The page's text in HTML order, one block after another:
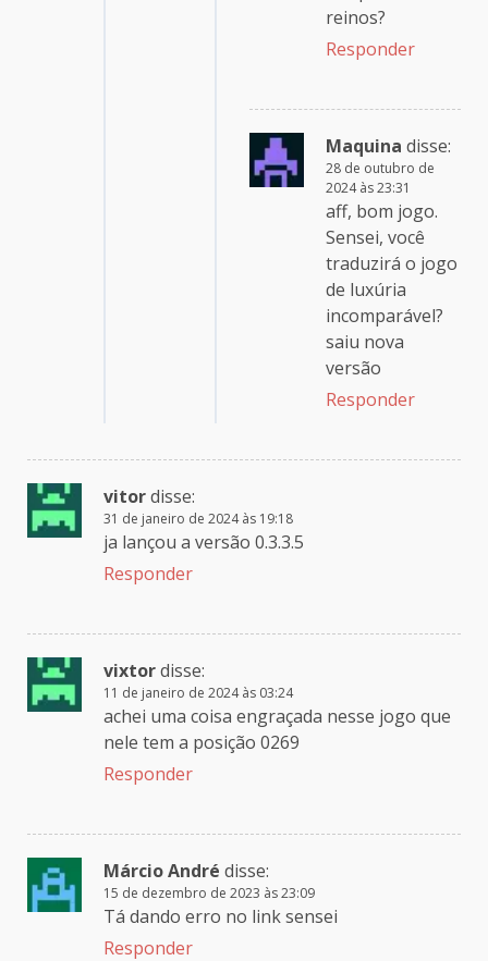
reinos?
Responder
Maquina disse:
28 de outubro de
2024 às 23:31
aff, bom jogo.
Sensei, você
traduzirá o jogo
de luxúria
incomparável?
saiu nova
versão
Responder
vitordisse:
31 de janeiro de 2024 às 19:18
ja lançou a versão 0.3.3.5
Responder
vixtordisse:
11 de janeiro de 2024 às 03:24
achei uma coisa engraçada nesse jogo que
nele tem a posição 0269
Responder
Márcio André disse:
15 de dezembro de 2023 às 23:09
Tá dando erro no link sensei
Responder